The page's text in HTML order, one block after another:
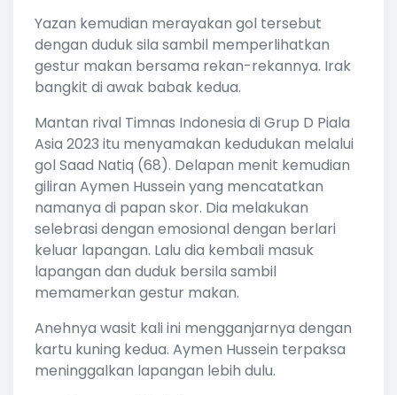
Yazan kemudian merayakan gol tersebut
dengan duduk sila sambil memperlihatkan
gestur makan bersama rekan-rekannya. Irak
bangkit di awak babak kedua.
Mantan rival Timnas Indonesia di Grup D Piala
Asia 2023 itu menyamakan kedudukan melalui
gol Saad Natiq (68). Delapan menit kemudian
giliran Aymen Hussein yang mencatatkan
namanya di papan skor. Dia melakukan
selebrasi dengan emosional dengan berlari
keluar lapangan. Lalu dia kembali masuk
lapangan dan duduk bersila sambil
memamerkan gestur makan.
Anehnya wasit kali ini mengganjarnya dengan
kartu kuning kedua. Aymen Hussein terpaksa
meninggalkan lapangan lebih dulu.